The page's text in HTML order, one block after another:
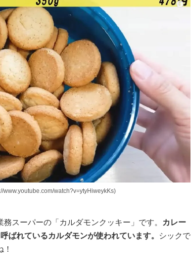
www.youtube.com/watch?v=ytyHiweykKs)
スーパーの「カルダモンクッキー」です。
カレー
ばれているカルダモンが使われています。
シックで